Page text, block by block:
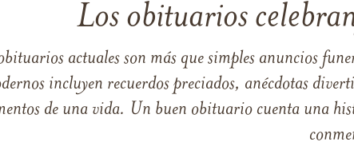
Los obituarios
actuales son más que simples anuncios
incluyen recuerdos preciados, anécdotas
de una vida. Un buen obituario cuenta una